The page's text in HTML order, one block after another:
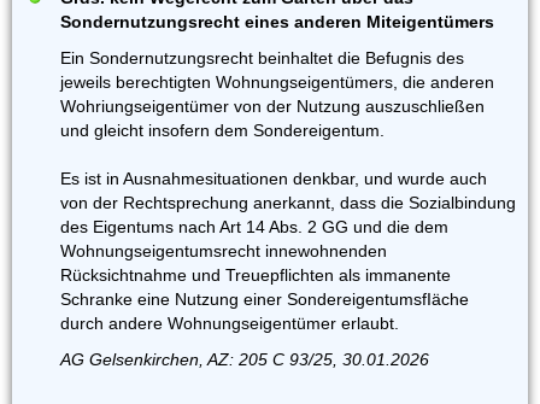
Sondernutzungsrecht eines anderen Miteigentümers
Ein Sondernutzungsrecht beinhaltet die Befugnis des
jeweils berechtigten Wohnungseigentümers, die anderen
Wohriungseigentümer von der Nutzung auszuschließen
und gleicht insofern dem Sondereigentum.
Es ist in Ausnahmesituationen denkbar, und wurde auch
von der Rechtsprechung anerkannt, dass die Sozialbindung
des Eigentums nach Art 14 Abs. 2 GG und die dem
Wohnungseigentumsrecht innewohnenden
Rücksichtnahme und Treuepflichten als immanente
Schranke eine Nutzung einer SondereigentumsfIäche
durch andere Wohnungseigentümer erlaubt.
AG Gelsenkirchen, AZ: 205 C 93/25, 30.01.2026